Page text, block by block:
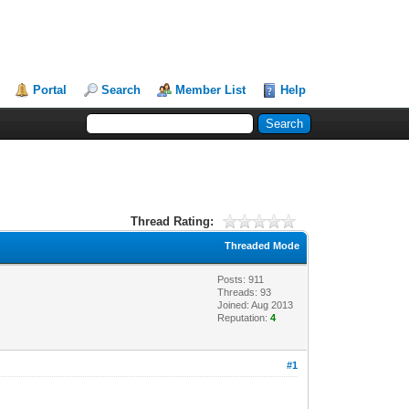
Portal Search Member List Help
Thread Rating:
Threaded Mode
Posts: 911
Threads: 93
Joined: Aug 2013
Reputation:4
#1